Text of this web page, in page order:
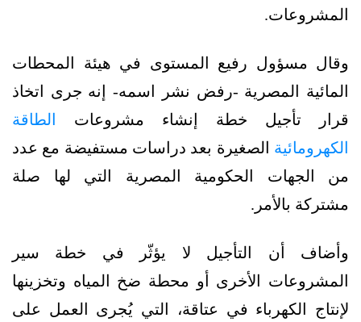
المشروعات.
وقال مسؤول رفيع المستوى في هيئة المحطات
المائية المصرية -رفض نشر اسمه- إنه جرى اتخاذ
قرار تأجيل خطة إنشاء مشروعات الطاقة
الكهرومائية الصغيرة بعد دراسات مستفيضة مع عدد
من الجهات الحكومية المصرية التي لها صلة
مشتركة بالأمر.
وأضاف أن التأجيل لا يؤثّر في خطة سير
المشروعات الأخرى أو محطة ضخ المياه وتخزينها
لإنتاج الكهرباء في عتاقة، التي يُجرى العمل على